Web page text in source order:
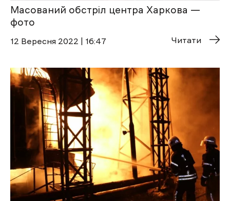
Масований обстріл центра Харкова —
фото
12 Вересня 2022 | 16:47 Читати